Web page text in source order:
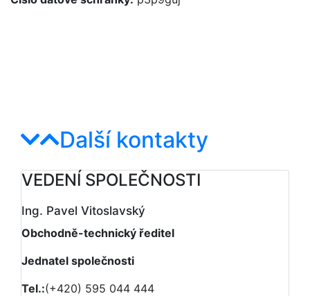
Další kontakty
VEDENÍ SPOLEČNOSTI
Ing. Pavel Vitoslavský
Obchodně-technický ředitel
Jednatel společnosti
Tel.:(+420) 595 044 444